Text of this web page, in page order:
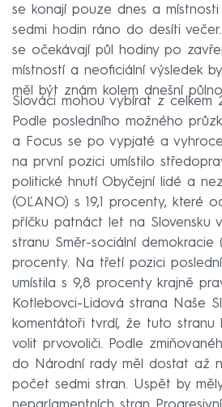
se konají pouze dnes a
sedmi hodin ráno do desíti
se očekávají půl hodiny po
místností a neoficiální výsledek
měl být znám kolem dnešní
Slováci mohou vybírat z celkem
Podle posledního možného
a Focus se po vypjaté a
na první pozici umístilo
politické hnutí Obyčejní lidé a
(OĽANO) s 19,1 procenty, které
příčku patnáct let na Slovensku
stranu Směr-sociální demokracie
procenty. Na třetí pozici
umístila s 9,8 procenty krajně
Kotlebovci-Lidová strana Naše
komentátoři tvrdí, že tuto stranu
volit prvovoliči. Podle
do Národní rady měl dostat až
počet sedmi stran. Uspět by